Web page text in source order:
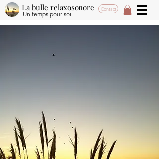
La bulle relaxosonore
Un temps pour soi
Contact